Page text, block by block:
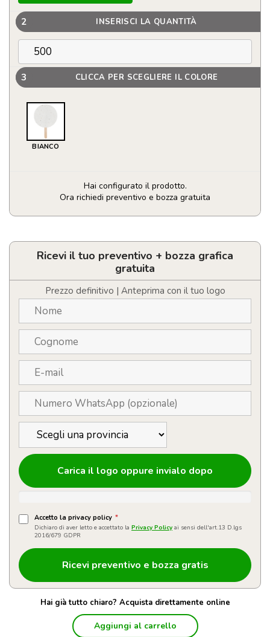
2 INSERISCI LA QUANTITÀ
3 CLICCA PER SCEGLIERE IL COLORE
BIANCO
Hai configurato il prodotto.
Ora richiedi preventivo e bozza gratuita
Ventaglio
piantabile
personalizzabile
logo
quantità
Ricevi il tuo preventivo + bozza grafica
gratuita
Prezzo definitivo | Anteprima con il tuo logo
Carica il logo oppure invialo dopo
Accetto la privacy policy *
Dichiaro di aver letto e accettato la Privacy Policy ai sensi dell'art.13 D.lgs
2016/679 GDPR
Hai già tutto chiaro? Acquista direttamente online
Aggiungi al carrello